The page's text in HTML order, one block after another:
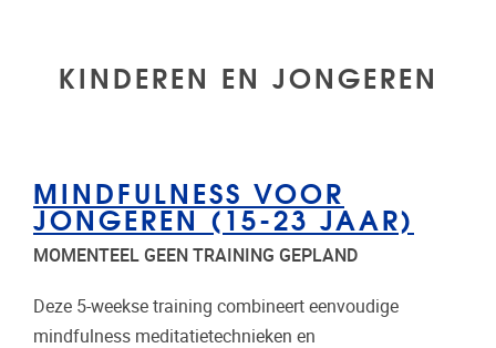
KINDEREN EN JONGEREN
MINDFULNESS VOOR
JONGEREN (15-23 JAAR)
MOMENTEEL GEEN TRAINING GEPLAND
Deze 5-weekse training combineert eenvoudige
mindfulness meditatietechnieken en